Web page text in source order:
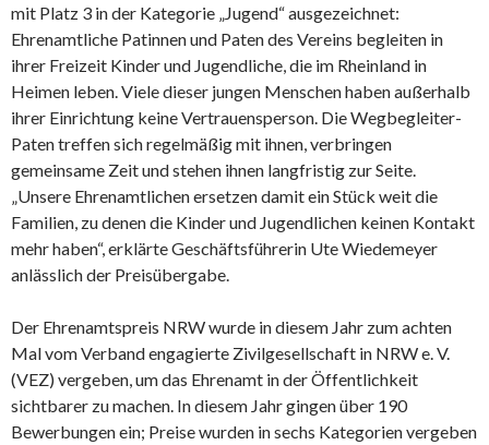
mit Platz 3 in der Kategorie „Jugend“ ausgezeichnet:
Ehrenamtliche Patinnen und Paten des Vereins begleiten in
ihrer Freizeit Kinder und Jugendliche, die im Rheinland in
Heimen leben. Viele dieser jungen Menschen haben außerhalb
ihrer Einrichtung keine Vertrauensperson. Die Wegbegleiter-
Paten treffen sich regelmäßig mit ihnen, verbringen
gemeinsame Zeit und stehen ihnen langfristig zur Seite.
„Unsere Ehrenamtlichen ersetzen damit ein Stück weit die
Familien, zu denen die Kinder und Jugendlichen keinen Kontakt
mehr haben“, erklärte Geschäftsführerin Ute Wiedemeyer
anlässlich der Preisübergabe.
Der Ehrenamtspreis NRW wurde in diesem Jahr zum achten
Mal vom Verband engagierte Zivilgesellschaft in NRW e. V.
(VEZ) vergeben, um das Ehrenamt in der Öffentlichkeit
sichtbarer zu machen. In diesem Jahr gingen über 190
Bewerbungen ein; Preise wurden in sechs Kategorien vergeben